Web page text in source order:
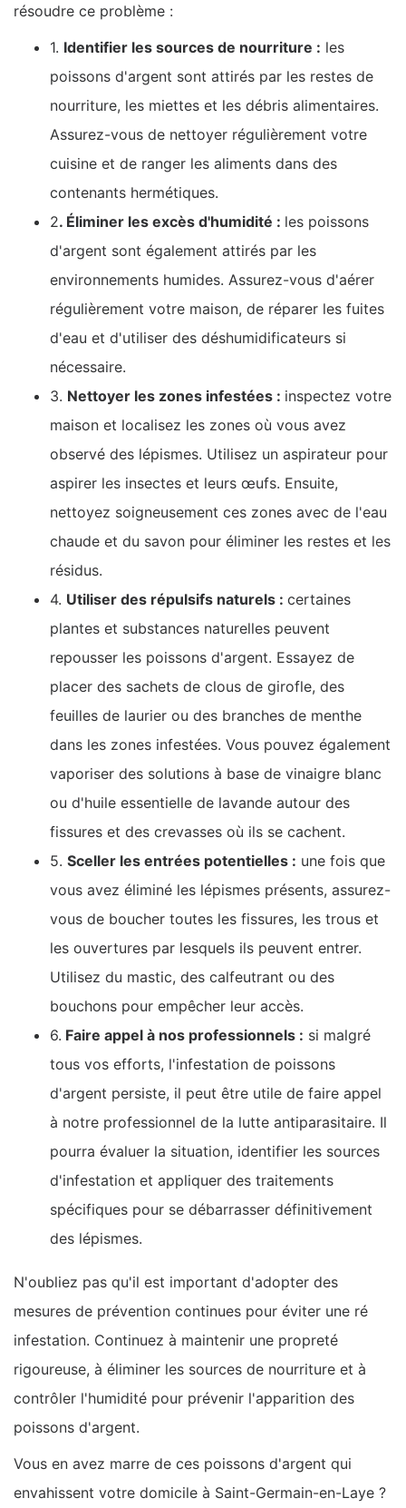
résoudre ce problème :
1. Identifier les sources de nourriture : les
poissons d'argent sont attirés par les restes de
nourriture, les miettes et les débris alimentaires.
Assurez-vous de nettoyer régulièrement votre
cuisine et de ranger les aliments dans des
contenants hermétiques.
2. Éliminer les excès d'humidité : les poissons
d'argent sont également attirés par les
environnements humides. Assurez-vous d'aérer
régulièrement votre maison, de réparer les fuites
d'eau et d'utiliser des déshumidificateurs si
nécessaire.
3. Nettoyer les zones infestées : inspectez votre
maison et localisez les zones où vous avez
observé des lépismes. Utilisez un aspirateur pour
aspirer les insectes et leurs œufs. Ensuite,
nettoyez soigneusement ces zones avec de l'eau
chaude et du savon pour éliminer les restes et les
résidus.
4. Utiliser des répulsifs naturels : certaines
plantes et substances naturelles peuvent
repousser les poissons d'argent. Essayez de
placer des sachets de clous de girofle, des
feuilles de laurier ou des branches de menthe
dans les zones infestées. Vous pouvez également
vaporiser des solutions à base de vinaigre blanc
ou d'huile essentielle de lavande autour des
fissures et des crevasses où ils se cachent.
5. Sceller les entrées potentielles : une fois que
vous avez éliminé les lépismes présents, assurez-
vous de boucher toutes les fissures, les trous et
les ouvertures par lesquels ils peuvent entrer.
Utilisez du mastic, des calfeutrant ou des
bouchons pour empêcher leur accès.
6. Faire appel à nos professionnels : si malgré
tous vos efforts, l'infestation de poissons
d'argent persiste, il peut être utile de faire appel
à notre professionnel de la lutte antiparasitaire. Il
pourra évaluer la situation, identifier les sources
d'infestation et appliquer des traitements
spécifiques pour se débarrasser définitivement
des lépismes.
N'oubliez pas qu'il est important d'adopter des
mesures de prévention continues pour éviter une ré
infestation. Continuez à maintenir une propreté
rigoureuse, à éliminer les sources de nourriture et à
contrôler l'humidité pour prévenir l'apparition des
poissons d'argent.
Vous en avez marre de ces poissons d'argent qui
envahissent votre domicile à Saint-Germain-en-Laye ?